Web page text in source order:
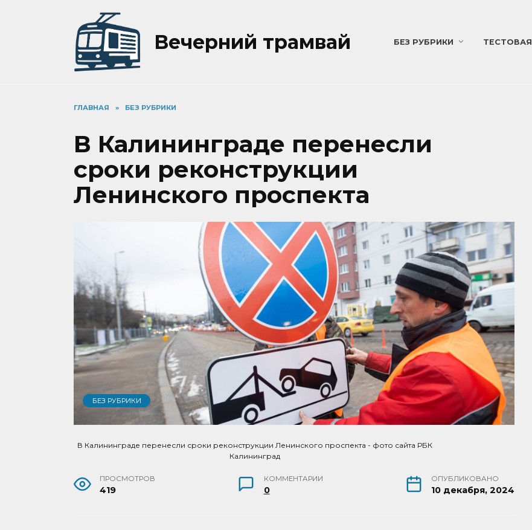
Вечерний трамвай БЕЗ РУБРИКИ ТЕСТОВАЯ
ГЛАВНАЯ » БЕЗ РУБРИКИ
В Калининграде перенесли
сроки реконструкции
Ленинского проспекта
БЕЗ РУБРИКИ
В Калининграде перенесли сроки реконструкции Ленинского проспекта - фото сайта РБК
Калининград
ПРОСМОТРОВ
419
КОММЕНТАРИИ
0
ОПУБЛИКОВАНО
10 декабря, 2024